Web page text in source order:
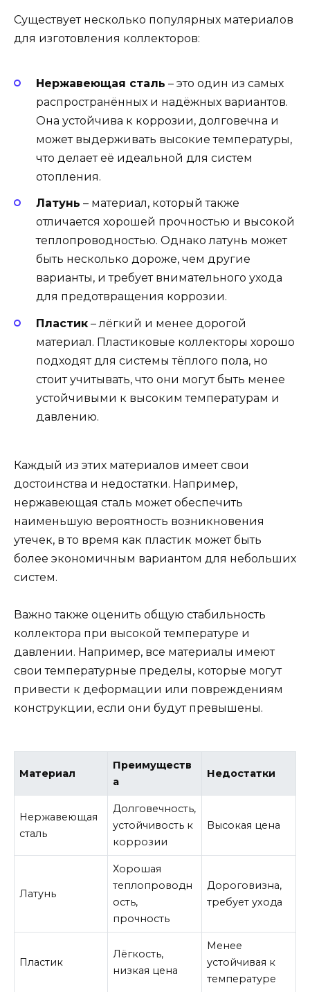
Существует несколько популярных материалов
для изготовления коллекторов:
Нержавеющая сталь – это один из самых
распространённых и надёжных вариантов.
Она устойчива к коррозии, долговечна и
может выдерживать высокие температуры,
что делает её идеальной для систем
отопления.
Латунь – материал, который также
отличается хорошей прочностью и высокой
теплопроводностью. Однако латунь может
быть несколько дороже, чем другие
варианты, и требует внимательного ухода
для предотвращения коррозии.
Пластик – лёгкий и менее дорогой
материал. Пластиковые коллекторы хорошо
подходят для системы тёплого пола, но
стоит учитывать, что они могут быть менее
устойчивыми к высоким температурам и
давлению.
Каждый из этих материалов имеет свои
достоинства и недостатки. Например,
нержавеющая сталь может обеспечить
наименьшую вероятность возникновения
утечек, в то время как пластик может быть
более экономичным вариантом для небольших
систем.
Важно также оценить общую стабильность
коллектора при высокой температуре и
давлении. Например, все материалы имеют
свои температурные пределы, которые могут
привести к деформации или повреждениям
конструкции, если они будут превышены.
Материал
Преимуществ
а
Недостатки
Нержавеющая
сталь
Долговечность,
устойчивость к
коррозии
Высокая цена
Латунь
Хорошая
теплопроводн
ость,
прочность
Дороговизна,
требует ухода
Пластик
Лёгкость,
низкая цена
Менее
устойчивая к
температуре